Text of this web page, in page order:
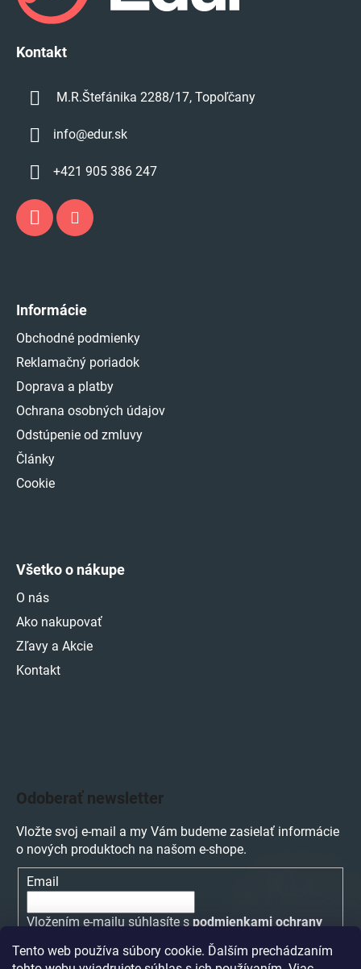
Tento web používa súbory cookie. Ďalším prechádzaním
Kontakt
M.R.Štefánika 2288/17, Topoľčany
info@edur.sk
+421 905 386 247
Informácie
Obchodné podmienky
Reklamačný poriadok
Doprava a platby
Ochrana osobných údajov
Odstúpenie od zmluvy
Články
Cookie
Všetko o nákupe
O nás
Ako nakupovať
Zľavy a Akcie
Kontakt
Odoberať newsletter
Vložte svoj e-mail a my Vám budeme zasielať informácie
o nových produktoch na našom e-shope.
Email
Vložením e-mailu súhlasíte s podmienkami ochrany